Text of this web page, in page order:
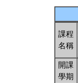
課程
名稱
開課
學期